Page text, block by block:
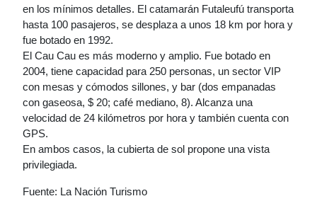
en los mínimos detalles. El catamarán Futaleufú transporta
hasta 100 pasajeros, se desplaza a unos 18 km por hora y
fue botado en 1992.
El Cau Cau es más moderno y amplio. Fue botado en
2004, tiene capacidad para 250 personas, un sector VIP
con mesas y cómodos sillones, y bar (dos empanadas
con gaseosa, $ 20; café mediano, 8). Alcanza una
velocidad de 24 kilómetros por hora y también cuenta con
GPS.
En ambos casos, la cubierta de sol propone una vista
privilegiada.
Fuente: La Nación Turismo